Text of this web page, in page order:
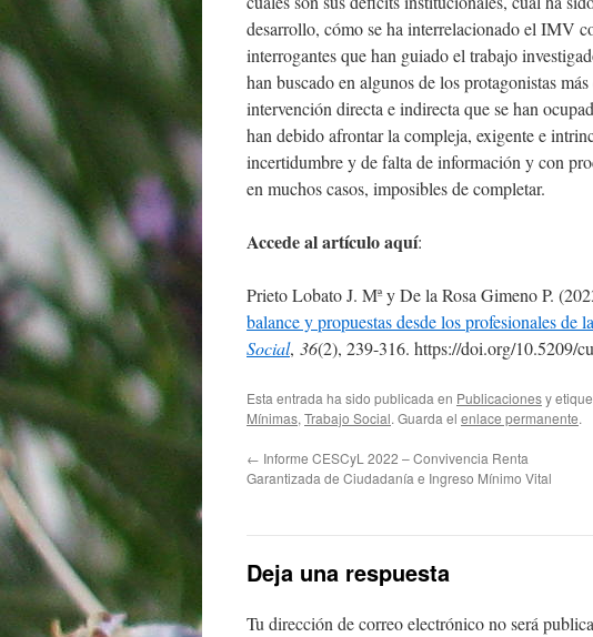
desarrollo, cómo se ha interrelacionado el IMV
interrogantes que han guiado el trabajo
han buscado en algunos de los protagonistas
intervención directa e indirecta que se han
han debido afrontar la compleja, exigente e
incertidumbre y de falta de información y con
en muchos casos, imposibles de completar.
Accede al artículo aquí:
Prieto Lobato J. Mª y De la Rosa Gimeno P.
balance y propuestas desde los profesionales de
Social, 36(2), 239-316. https://doi.org/10.5209/
Esta entrada ha sido publicada en Publicacionesy
Mínimas, Trabajo Social. Guarda el enlace permanente.
← Informe CESCyL 2022 – Convivencia Renta
Garantizada de Ciudadanía e Ingreso Mínimo Vital
Deja una respuesta
Tu dirección de correo electrónico no será